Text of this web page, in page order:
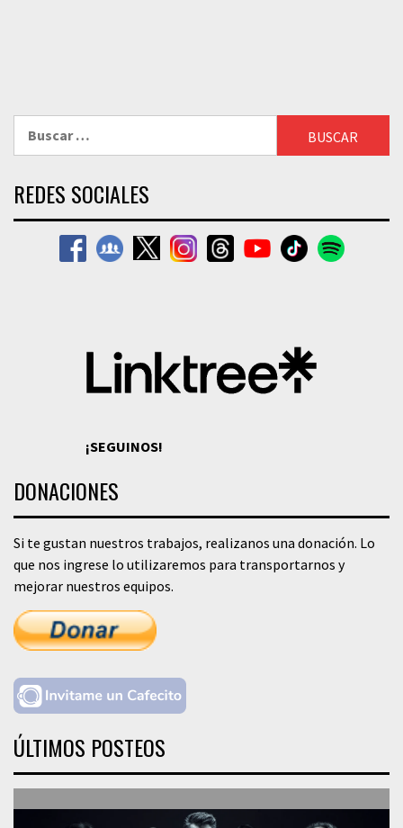
REDES SOCIALES
¡SEGUINOS!
DONACIONES
Si te gustan nuestros trabajos, realizanos una donación. Lo
que nos ingrese lo utilizaremos para transportarnos y
mejorar nuestros equipos.
ÚLTIMOS POSTEOS